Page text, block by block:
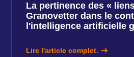
La pertinence des «
Granovetter dans le
l'intelligence artificielle
Lire l'article complet.